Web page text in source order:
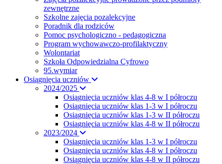
zewnętrzne
Szkolne zajęcia pozalekcyjne
Poradnik dla rodziców
Pomoc psychologiczno - pedagogiczna
Program wychowawczo-profilaktyczny
Wolontariat
Szkoła Odpowiedzialna Cyfrowo
95.wymiar
Osiągnięcia uczniów
2024/2025
Osiągnięcia uczniów klas 4-8 w I półroczu
Osiągnięcia uczniów klas 1-3 w I półroczu
Osiągnięcia uczniów klas 1-3 w II półroczu
Osiągnięcia uczniów klas 4-8 w II półroczu
2023/2024
Osiągnięcia uczniów klas 1-3 w I półroczu
Osiągnięcia uczniów klas 4-8 w I półroczu
Osiągnięcia uczniów klas 4-8 w II półroczu